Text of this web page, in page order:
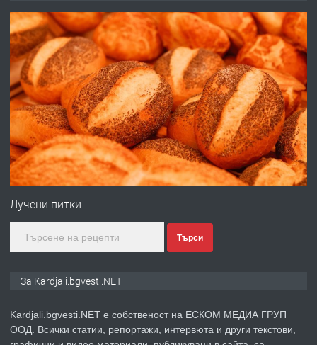
преди 6 месеца
ПРЕДЛАГА
Заведение /ресторант, бистро/ в с.
Чакаларово, община Кирково
преди 7 месеца
ПРЕДЛАГА
Гараж под наем в супер център
на язовир Студен кладенец 331м2 |
преди 1 година
Лучени питки
Търси
За Kardjali.bgvesti.NET
Kardjali.bgvesti.NET е собственост на ЕСКОМ МЕДИА ГРУП
ООД. Всички статии, репортажи, интервюта и други текстови,